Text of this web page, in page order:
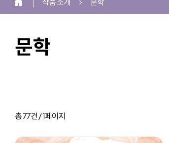
문학
총77건 /1페이지